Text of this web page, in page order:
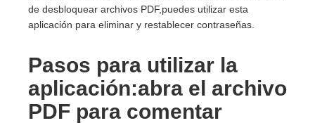
de desbloquear archivos PDF,puedes utilizar esta
aplicación para eliminar y restablecer contraseñas.
Pasos para utilizar la
aplicación:abra el archivo
PDF para comentar